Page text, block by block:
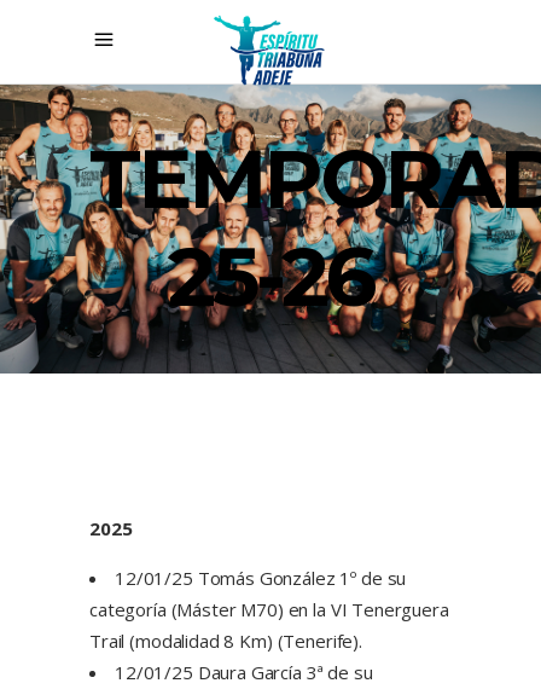
25-26
2025
12/01/25 Tomás González 1º de su
categoría (Máster M70) en la VI Tenerguera
Trail (modalidad 8 Km) (Tenerife).
12/01/25 Daura García 3ª de su